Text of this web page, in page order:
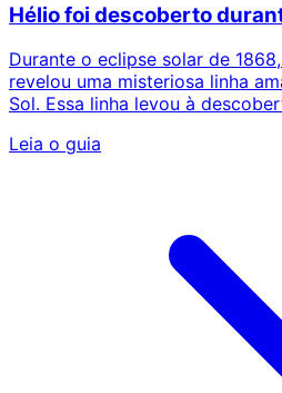
Hélio foi descoberto
Durante o eclipse solar de
revelou uma misteriosa linha
Sol. Essa linha levou à
Leia o guia